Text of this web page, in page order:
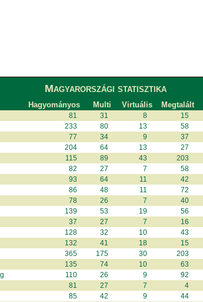
Magyarországi statisztika
Hagyományos Multi Virtuális Megtalált
81 31 8
15
233 80 13
58
77 34 9
37
204 64 13
27
115 89 43
203
82 27 7
58
93 64 11
42
86 48 11
72
78 26 7
40
139 53 19
56
37 27 7
16
128 32 10
43
132 41 18
15
365 175 30
203
135 74 10
63
110 26 9
92
81 27 7
4
85 42 9
44